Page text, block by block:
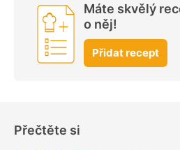
Máte skvělý
o něj!
Přidat recept
Přečtěte si